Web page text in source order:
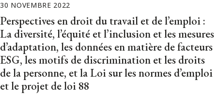
30 NOVEMBRE 2022
Perspectives en droit du travail et de l’emploi :
La diversité, l’équité et l’inclusion et les mesures
d’adaptation, les données en matière de facteurs
ESG, les motifs de discrimination et les droits
de la personne, et la Loi sur les normes d’emploi
et le projet de loi 88